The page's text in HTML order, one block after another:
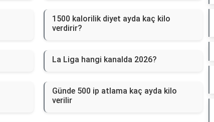
1500 kalorilik diyet ayda kaç kilo
verdirir?
La Liga hangi kanalda 2026?
Günde 500 ip atlama kaç ayda kilo
verilir